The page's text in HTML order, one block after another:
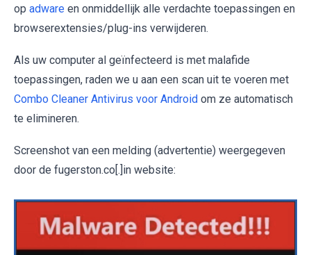
op adware en onmiddellijk alle verdachte toepassingen en
browserextensies/plug-ins verwijderen.
Als uw computer al geïnfecteerd is met malafide
toepassingen, raden we u aan een scan uit te voeren met
Combo Cleaner Antivirus voor Android om ze automatisch
te elimineren.
Screenshot van een melding (advertentie) weergegeven
door de fugerston.co[.]in website: